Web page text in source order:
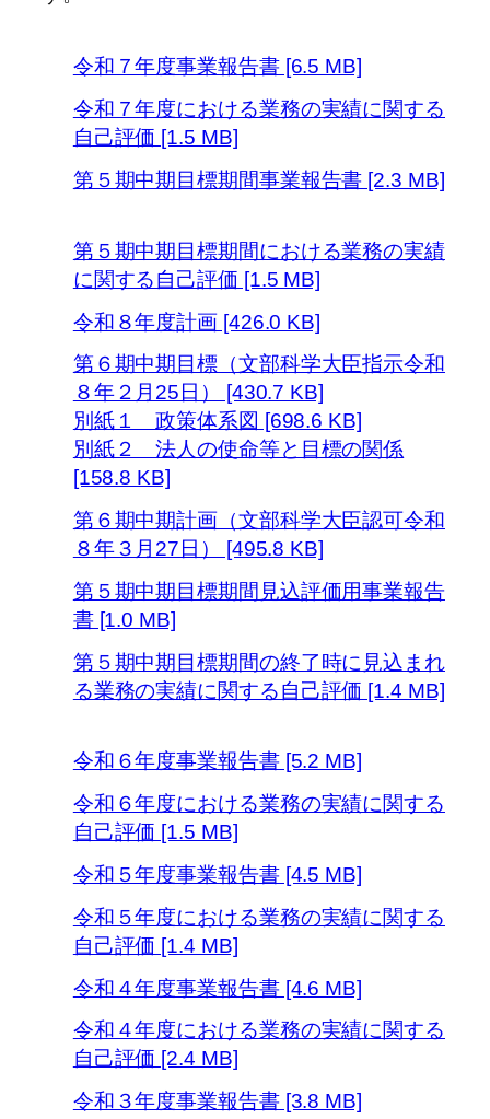
令和７年度事業報告書 [6.5 MB]
令和７年度における業務の実績に関する
自己評価 [1.5 MB]
第５期中期目標期間事業報告書 [2.3 MB]
第５期中期目標期間における業務の実績
に関する自己評価 [1.5 MB]
令和８年度計画 [426.0 KB]
第６期中期目標（文部科学大臣指示令和
８年２月25日） [430.7 KB]
別紙１ 政策体系図 [698.6 KB]
別紙２ 法人の使命等と目標の関係
[158.8 KB]
第６期中期計画（文部科学大臣認可令和
８年３月27日） [495.8 KB]
第５期中期目標期間見込評価用事業報告
書 [1.0 MB]
第５期中期目標期間の終了時に見込まれ
る業務の実績に関する自己評価 [1.4 MB]
令和６年度事業報告書 [5.2 MB]
令和６年度における業務の実績に関する
自己評価 [1.5 MB]
令和５年度事業報告書 [4.5 MB]
令和５年度における業務の実績に関する
自己評価 [1.4 MB]
令和４年度事業報告書 [4.6 MB]
令和４年度における業務の実績に関する
自己評価 [2.4 MB]
令和３年度事業報告書 [3.8 MB]